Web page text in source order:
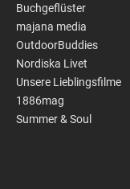
Buchgeflüster
majana media
OutdoorBuddies
Nordiska Livet
Unsere Lieblingsfilme
1886mag
Summer & Soul